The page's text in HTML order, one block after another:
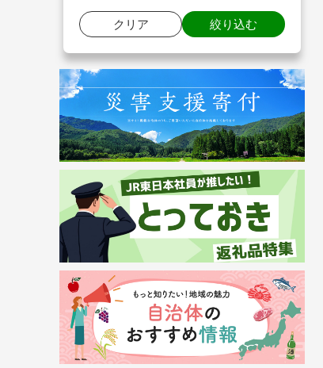
クリア 絞り込む